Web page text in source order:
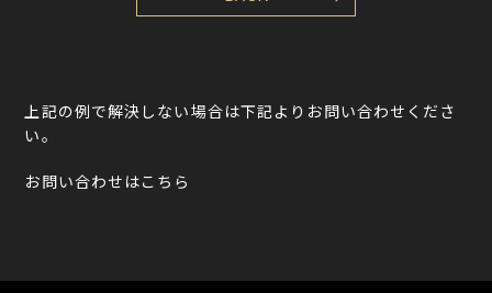
上記の例で解決しない場合は下記よりお問い合わせくださ
い。
お問い合わせはこちら